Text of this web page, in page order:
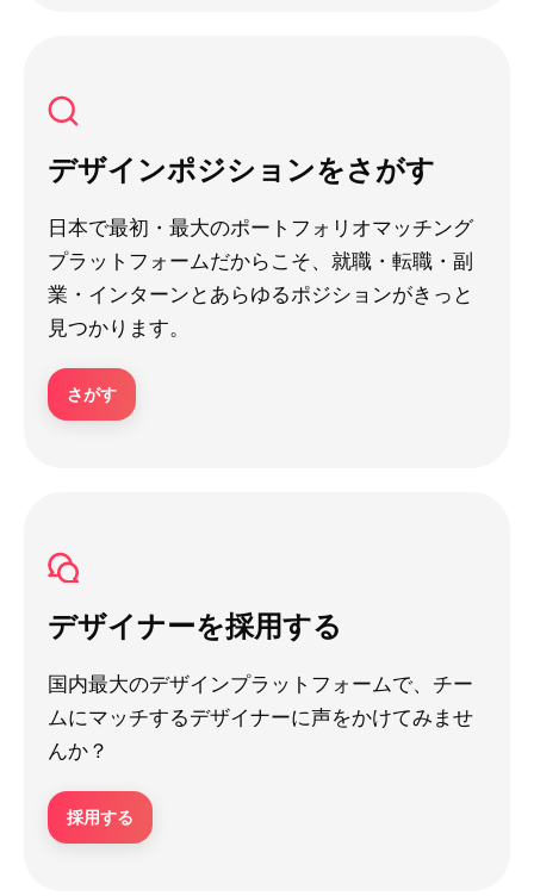
デザインポジションをさがす
日本で最初・最大のポートフォリオマッチング
プラットフォームだからこそ、就職・転職・副
業・インターンとあらゆるポジションがきっと
見つかります。
さがす
デザイナーを採用する
国内最大のデザインプラットフォームで、チー
ムにマッチするデザイナーに声をかけてみませ
んか？
採用する